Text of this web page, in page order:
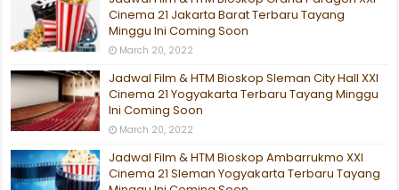
Cinema 21 Jakarta Barat Terbaru Tayang
Minggu Ini Coming Soon
March 20, 2022
Jadwal Film & HTM Bioskop Sleman City Hall XXI
Cinema 21 Yogyakarta Terbaru Tayang Minggu
Ini Coming Soon
March 20, 2022
Jadwal Film & HTM Bioskop Ambarrukmo XXI
Cinema 21 Sleman Yogyakarta Terbaru Tayang